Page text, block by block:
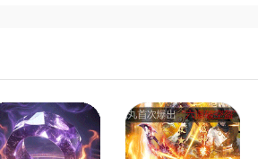
，福利每日刷新，长期稳定白嫖。
任务可免费累计累充额度，不花一分